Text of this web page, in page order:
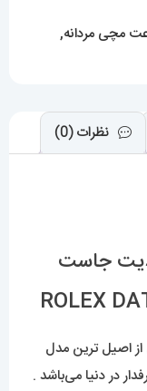
مچی مردانه,
نظرات (0)
جاست
اصیل ترین مدل
در دنیا می‌باشد .